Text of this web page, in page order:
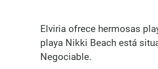
Elviria ofrece hermosas
playa Nikki Beach está
Negociable.